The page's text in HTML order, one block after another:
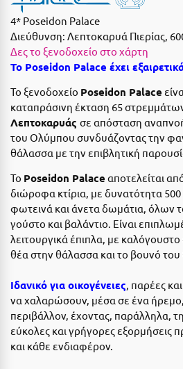
Ελληνικό Αρκαδίας
Ελούντα Κρήτης
Ερέτρια
Ερμιόνη
Εύβοια
Ευρυτανία
Ζ
Ζαγοροχώρια
Ηλεία
Ηράκλειο
4* Poseidon Palace
Διεύθυνση: Λεπτοκαρυά Πιερίας,
Δες το ξενοδοχείο στο χάρτη
Το Poseidon Palace έχει
Το ξενοδοχείο Poseidon Palace
καταπράσινη έκταση 65
Λεπτοκαρυάς σε απόσταση
του Ολύμπου συνδυάζοντας την
θάλασσα με την επιβλητική
Το Poseidon Palace αποτελείται
διώροφα κτίρια, με δυνατότητα
φωτεινά και άνετα δωμάτια, όλων
γούστο και βαλάντιο. Είναι
λειτουργικά έπιπλα, με
θέα στην θάλασσα και το βουνό
Ιδανικό για οικογένειες, παρέες
να χαλαρώσουν, μέσα σε ένα
περιβάλλον, έχοντας, παράλληλα,
εύκολες και γρήγορες εξορμήσεις
και κάθε ενδιαφέρον.